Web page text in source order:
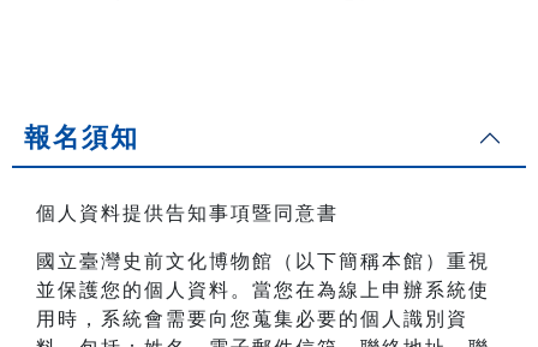
報名須知
個人資料提供告知事項暨同意書
國立臺灣史前文化博物館（以下簡稱本館）重視
並保護您的個人資料。當您在為線上申辦系統使
用時，系統會需要向您蒐集必要的個人識別資